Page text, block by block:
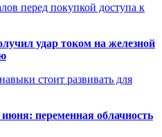
перед покупкой доступа к
удар током на железной
стоит развивать для
переменная облачность